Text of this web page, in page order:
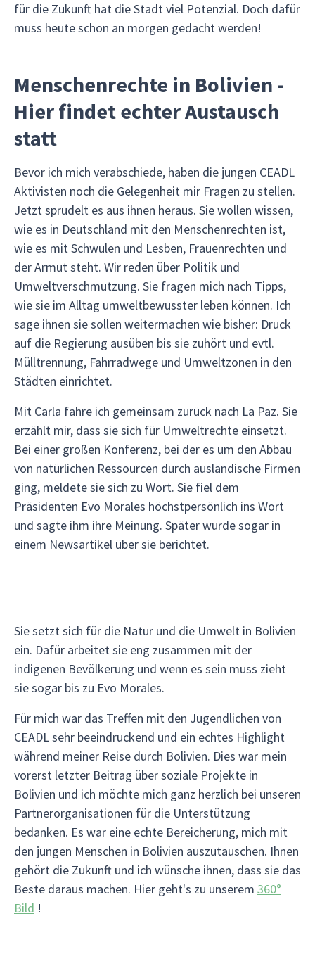
für die Zukunft hat die Stadt viel Potenzial. Doch dafür
muss heute schon an morgen gedacht werden!
Menschenrechte in Bolivien -
Hier findet echter Austausch
statt
Bevor ich mich verabschiede, haben die jungen CEADL
Aktivisten noch die Gelegenheit mir Fragen zu stellen.
Jetzt sprudelt es aus ihnen heraus. Sie wollen wissen,
wie es in Deutschland mit den Menschenrechten ist,
wie es mit Schwulen und Lesben, Frauenrechten und
der Armut steht. Wir reden über Politik und
Umweltverschmutzung. Sie fragen mich nach Tipps,
wie sie im Alltag umweltbewusster leben können. Ich
sage ihnen sie sollen weitermachen wie bisher: Druck
auf die Regierung ausüben bis sie zuhört und evtl.
Mülltrennung, Fahrradwege und Umweltzonen in den
Städten einrichtet.
Mit Carla fahre ich gemeinsam zurück nach La Paz. Sie
erzählt mir, dass sie sich für Umweltrechte einsetzt.
Bei einer großen Konferenz, bei der es um den Abbau
von natürlichen Ressourcen durch ausländische Firmen
ging, meldete sie sich zu Wort. Sie fiel dem
Präsidenten Evo Morales höchstpersönlich ins Wort
und sagte ihm ihre Meinung. Später wurde sogar in
einem Newsartikel über sie berichtet.
Sie setzt sich für die Natur und die Umwelt in Bolivien
ein. Dafür arbeitet sie eng zusammen mit der
indigenen Bevölkerung und wenn es sein muss zieht
sie sogar bis zu Evo Morales.
Für mich war das Treffen mit den Jugendlichen von
CEADL sehr beeindruckend und ein echtes Highlight
während meiner Reise durch Bolivien. Dies war mein
vorerst letzter Beitrag über soziale Projekte in
Bolivien und ich möchte mich ganz herzlich bei unseren
Partnerorganisationen für die Unterstützung
bedanken. Es war eine echte Bereicherung, mich mit
den jungen Menschen in Bolivien auszutauschen. Ihnen
gehört die Zukunft und ich wünsche ihnen, dass sie das
Beste daraus machen. Hier geht's zu unserem 360°
Bild !